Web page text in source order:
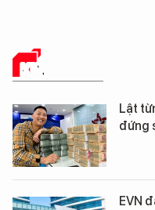
KINH TẾ SỐ
Lật
đứng
EVN